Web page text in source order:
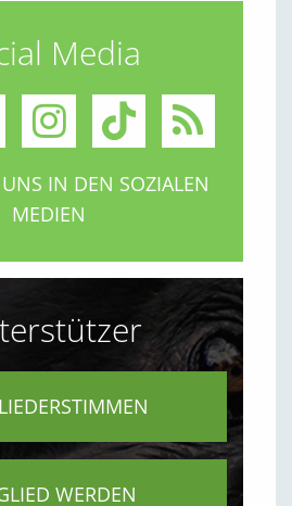
Media
IN DEN SOZIALEN
MEDIEN
WERDEN